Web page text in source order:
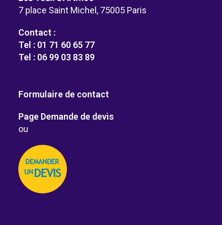
7 place Saint Michel, 75005 Paris
Contact :
Tel : 01 71 60 65 77
Tel : 06 99 03 83 89
Formulaire de contact
Page Demande de devis
ou